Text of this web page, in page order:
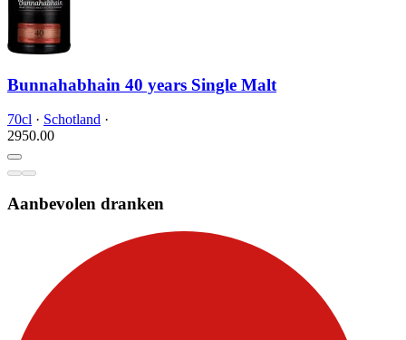
Bunnahabhain 40 years Single Malt
70cl · Schotland ·
2950.00
Aanbevolen dranken